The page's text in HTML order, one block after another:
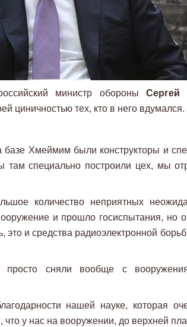
министр обороныСергей
циничностью тех, кто в него вдумался.
Хмеймим были конструкторы и
специально построили цех, мы
количество неприятных
и прошло госиспытания, но
это и средства радиоэлектронной
просто сняли вообще с
нашей науке, которая
что у нас на вооружении, до верхней